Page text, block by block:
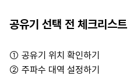
공유기 선택 전 체크리스트
① 공유기 위치 확인하기
② 주파수 대역 설정하기